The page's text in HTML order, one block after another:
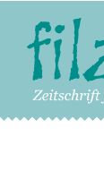
Inhalt
springen